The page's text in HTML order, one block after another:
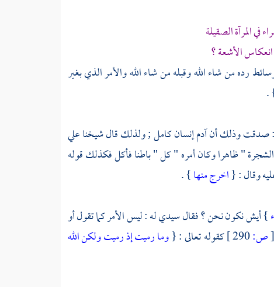
المرآة الصقيلة
الأشعة ؟
رده من شاء الله وقبله من شاء الله والأمر الذي بغير
}
: صدقت وذلك أنآدمإنسان كامل ; ولذلك قال شيخناعلي
" ظاهرا وكان أمره " كل " باطنا فأكل فكذلك قوله
وقال : {اخرج منها} .
} أيش نكون نحن ؟ فقال سيدي له : ليس الأمر كما تقول أو
[ص: كقوله تعالى : {وما رميت إذ رميت ولكن الله